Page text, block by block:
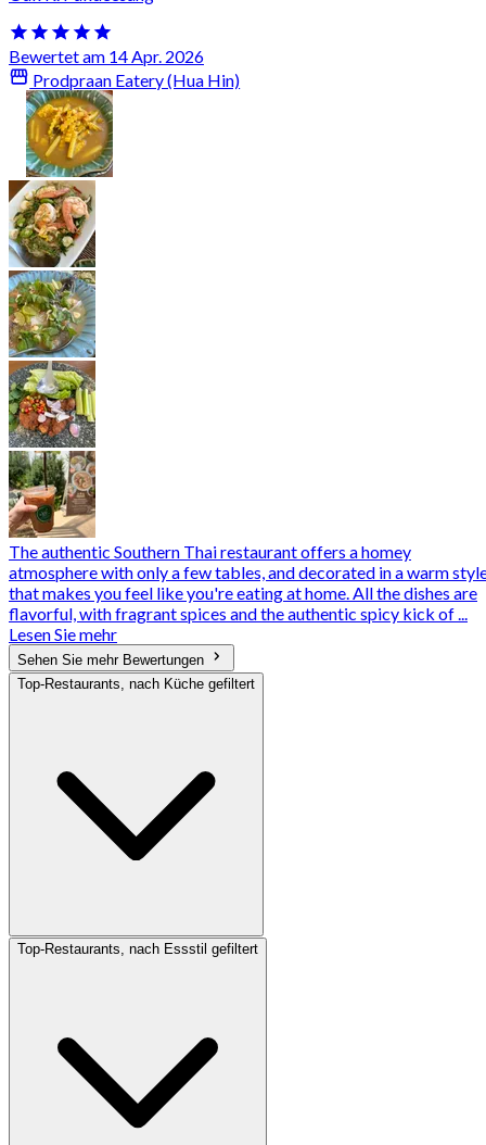
Bewertet am 14 Apr. 2026
Prodpraan Eatery (Hua Hin)
The authentic Southern Thai restaurant offers a homey
atmosphere with only a few tables, and decorated in a warm
that makes you feel like you're eating at home. All the dishes are
flavorful, with fragrant spices and the authentic spicy kick of ...
Lesen Sie mehr
Sehen Sie mehr Bewertungen
Top-Restaurants, nach Küche gefiltert
Top-Restaurants, nach Essstil gefiltert